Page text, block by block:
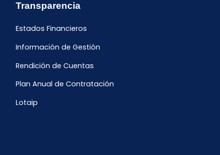
Transparencia
Estados Financieros
Información de Gestión
Rendición de Cuentas
Plan Anual de Contratación
Lotaip